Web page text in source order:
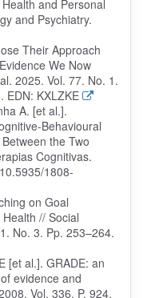
and Personal
and Psychiatry.
Their Approach
We Now
2025. Vol. 77. No. 1.
EDN: KXLZKE
A. [et al.].
Behavioural
the Two
Cognitivas.
1808-
on Goal
// Social
No. 3. Pp. 253–264.
[et al.]. GRADE: an
evidence and
Vol. 336. P. 924.